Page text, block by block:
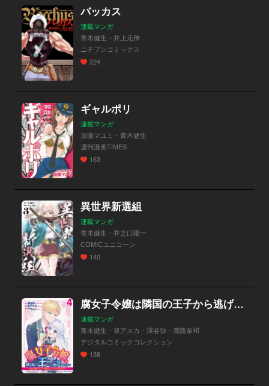
バッカス
連載マンガ
青木健生・井上元伸
ニチブンコミックス
224
ギャルポリ
連載マンガ
加藤マユミ・青木健生
週刊漫画TIMES
163
異世界新選組
連載マンガ
青木健生・井之口陽一
COMICユニコーン
140
腐女子令嬢は隣国の王子から逃げられない～私は推しカプで萌えたいだけなのです～ デジコレ DIGITAL COMICS
連載マンガ
青木健生・皐アスカ・澤谷弥・潮路奈和
デジタルコミックコレクション
138